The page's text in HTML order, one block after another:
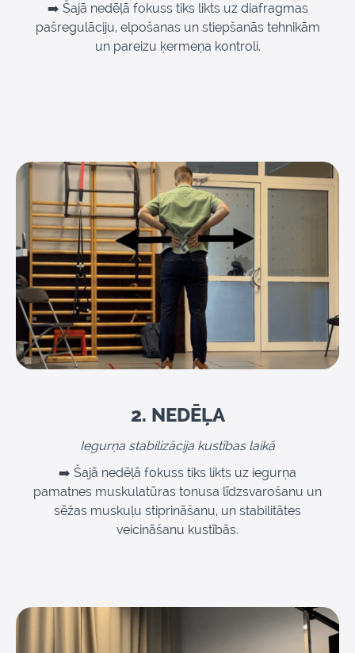
➡️ Šajā nedēļā fokuss tiks likts uz diafragmas
pašregulāciju, elpošanas un stiepšanās tehnikām
un pareizu ķermeņa kontroli.
2. NEDĒĻA
Iegurņa stabilizācija kustības laikā
➡️ Šajā nedēļā fokuss tiks likts uz iegurņa
pamatnes muskulatūras tonusa līdzsvarošanu un
sēžas muskuļu stiprināšanu, un stabilitātes
veicināšanu kustībās.